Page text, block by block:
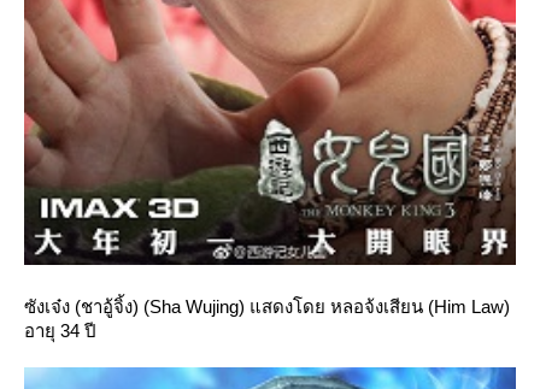
ซังเจ๋ง (ชาอู้จิ้ง) (Sha Wujing) แสดงโดย หลอจ้งเสียน (Him Law)
อายุ 34 ปี